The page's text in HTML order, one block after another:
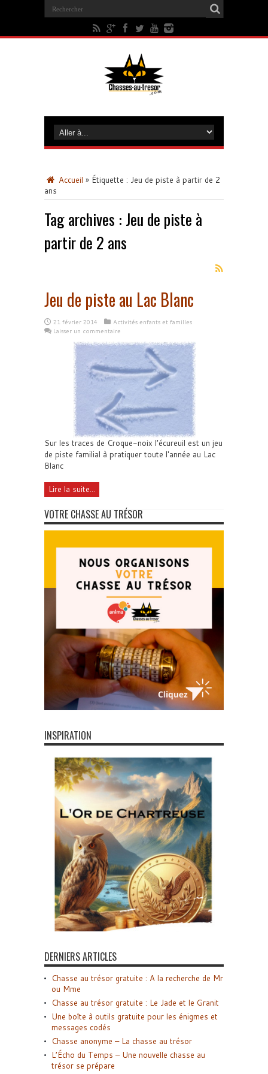
Accueil » Étiquette : Jeu de piste à partir de 2
ans
Tag archives : Jeu de piste à
partir de 2 ans
Jeu de piste au Lac Blanc
21 février 2014
Activités enfants et familles
Laisser un commentaire
Sur les traces de Croque-noix l’écureuil est un jeu
de piste familial à pratiquer toute l'année au Lac
Blanc
Lire la suite...
VOTRE CHASSE AU TRÉSOR
INSPIRATION
DERNIERS ARTICLES
Chasse au trésor gratuite : A la recherche de Mr
ou Mme
Chasse au trésor gratuite : Le Jade et le Granit
Une boîte à outils gratuite pour les énigmes et
messages codés
Chasse anonyme – La chasse au trésor
L’Écho du Temps – Une nouvelle chasse au
trésor se prépare